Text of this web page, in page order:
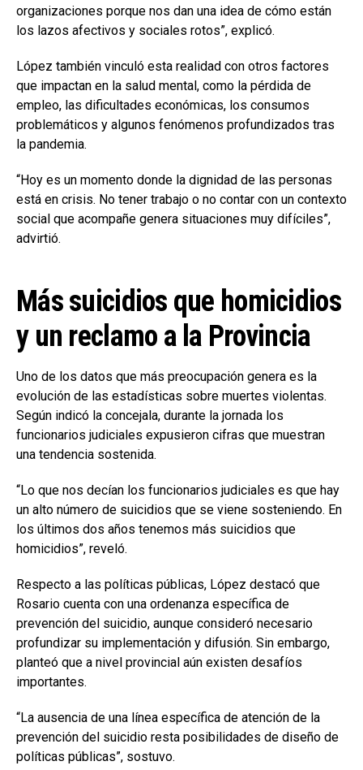
organizaciones porque nos dan una idea de cómo están
los lazos afectivos y sociales rotos”, explicó.
López también vinculó esta realidad con otros factores
que impactan en la salud mental, como la pérdida de
empleo, las dificultades económicas, los consumos
problemáticos y algunos fenómenos profundizados tras
la pandemia.
“Hoy es un momento donde la dignidad de las personas
está en crisis. No tener trabajo o no contar con un contexto
social que acompañe genera situaciones muy difíciles”,
advirtió.
Más suicidios que homicidios
y un reclamo a la Provincia
Uno de los datos que más preocupación genera es la
evolución de las estadísticas sobre muertes violentas.
Según indicó la concejala, durante la jornada los
funcionarios judiciales expusieron cifras que muestran
una tendencia sostenida.
“Lo que nos decían los funcionarios judiciales es que hay
un alto número de suicidios que se viene sosteniendo. En
los últimos dos años tenemos más suicidios que
homicidios”, reveló.
Respecto a las políticas públicas, López destacó que
Rosario cuenta con una ordenanza específica de
prevención del suicidio, aunque consideró necesario
profundizar su implementación y difusión. Sin embargo,
planteó que a nivel provincial aún existen desafíos
importantes.
“La ausencia de una línea específica de atención de la
prevención del suicidio resta posibilidades de diseño de
políticas públicas”, sostuvo.